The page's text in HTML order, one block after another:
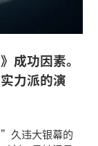
成功因素。
力派的演
久违大银幕的